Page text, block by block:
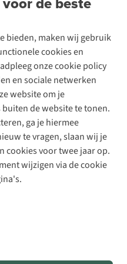
bieden, maken wij gebruik
cookies en
onze cookie policy
en sociale netwerken
website om je
de website te tonen.
ga je hiermee
te vragen, slaan wij je
cookies voor twee jaar op.
wijzigen via de cookie
us
Algemene voorwaarden